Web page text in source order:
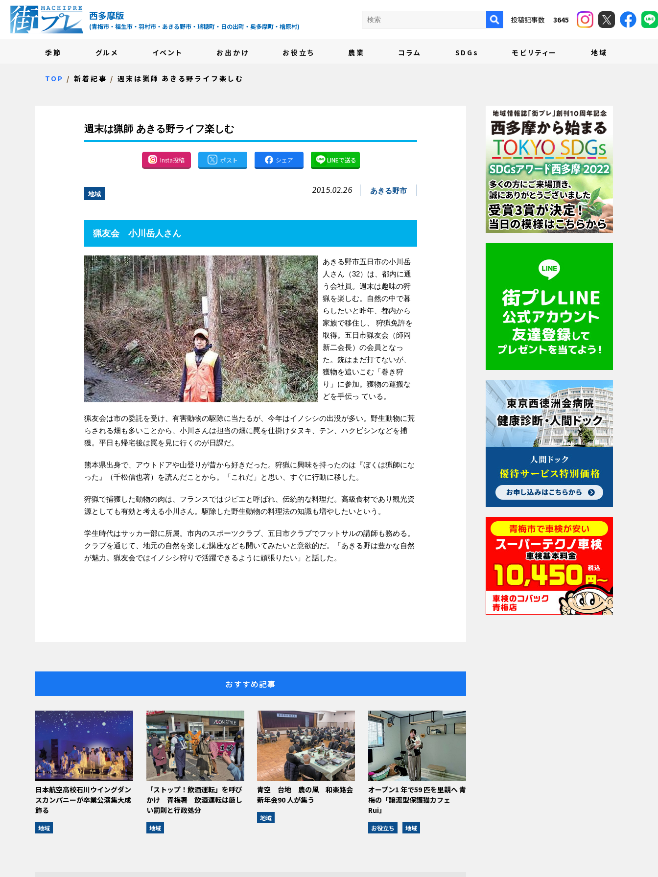
街プレ -東京・西多摩の地域情報サイト-
西多摩版
(青梅市・福生市・羽村市・あきる野市・瑞穂町・日の出町・奥多摩町・檜原村)
季節 グルメ イベント お出かけ お役立ち 農業 コラム SDGs モビリティー 地域
投稿記事数 3645
TOP 新着記事 週末は猟師 あきる野ライフ楽しむ
週末は猟師 あきる野ライフ楽しむ
Insta投稿 ポスト シェア LINEで送る
地域 2015.02.26 あきる野市
猟友会 小川岳人さん
あきる野市五日市の小川岳
人さん（32）は、都内に通
う会社員。週末は趣味の狩
猟を楽しむ。自然の中で暮
らしたいと昨年、都内から
家族で移住し、 狩猟免許を
取得。五日市猟友会（師岡
新二会長）の会員となっ
た。銃はまだ打てないが、
獲物を追いこむ「巻き狩
り」に参加。獲物の運搬な
どを手伝っ ている。
猟友会は市の委託を受け、有害動物の駆除に当たるが、今年はイノシシの出没が多い。野生動物に荒
らされる畑も多いことから、小川さんは担当の畑に罠を仕掛けタヌキ、テン、ハクビシンなどを捕
獲。平日も帰宅後は罠を見に行くのが日課だ。
熊本県出身で、アウトドアや山登りが昔から好きだった。狩猟に興味を持ったのは『ぼくは猟師にな
った』（千松信也著）を読んだことから。「これだ」と思い、すぐに行動に移した。
狩猟で捕獲した動物の肉は、フランスではジビエと呼ばれ、伝統的な料理だ。高級食材であり観光資
源としても有効と考える小川さん。駆除した野生動物の料理法の知識も増やしたいという。
学生時代はサッカー部に所属。市内のスポーツクラブ、五日市クラブでフットサルの講師も務める。
クラブを通じて、地元の自然を楽しむ講座なども開いてみたいと意欲的だ。「あきる野は豊かな自然
が魅力。猟友会ではイノシシ狩りで活躍できるように頑張りたい」と話した。
おすすめ記事
日本航空高校石川ウイングダン
スカンパニーが卒業公演集大成
飾る
地域
「ストップ！飲酒運転」を呼び
かけ 青梅署 飲酒運転は厳し
い罰則と行政処分
地域
青空 台地 農の風 和楽路会
新年会90 人が集う
地域
オープン1 年で59 匹を里親へ 青
梅の「譲渡型保護猫カフェ
Rui」
お役立ち 地域